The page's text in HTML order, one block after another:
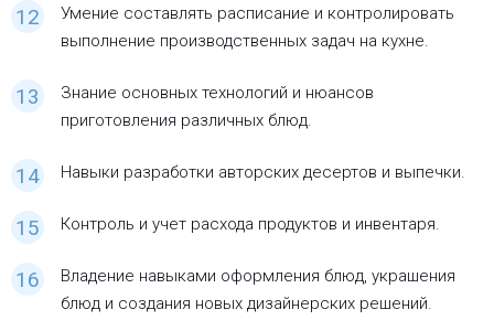
Умение составлять расписание и контролировать
выполнение производственных задач на кухне.
Знание основных технологий и нюансов
приготовления различных блюд.
Навыки разработки авторских десертов и выпечки.
Контроль и учет расхода продуктов и инвентаря.
Владение навыками оформления блюд, украшения
блюд и создания новых дизайнерских решений.